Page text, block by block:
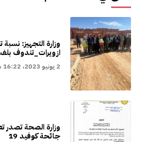
وزارة التجهيز:
ازويرات_تندوف بلغت
2 يونيو 2023، 16:22 مساءً
وزارة الصحة
جائحة كوفيد 19